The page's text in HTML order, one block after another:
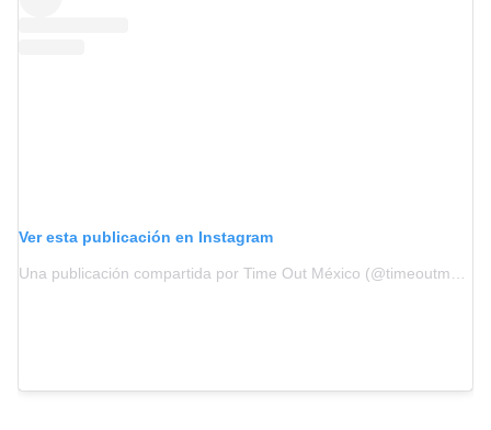
Ver esta publicación en Instagram